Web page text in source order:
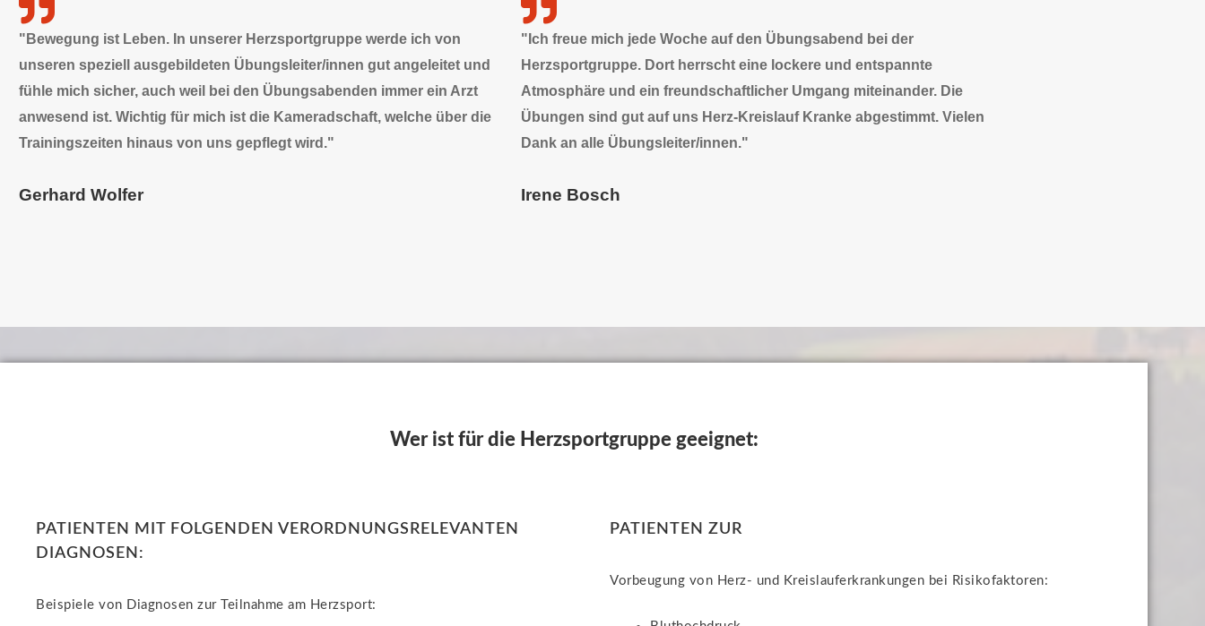
"Bewegung ist Leben. In unserer Herzsportgruppe werde ich von
unseren speziell ausgebildeten Übungsleiter/innen gut angeleitet und
fühle mich sicher, auch weil bei den Übungsabenden immer ein Arzt
anwesend ist. Wichtig für mich ist die Kameradschaft, welche über die
Trainingszeiten hinaus von uns gepflegt wird."
Gerhard Wolfer
"Ich freue mich jede Woche auf den Übungsabend bei der
Herzsportgruppe. Dort herrscht eine lockere und entspannte
Atmosphäre und ein freundschaftlicher Umgang miteinander. Die
Übungen sind gut auf uns Herz-Kreislauf Kranke abgestimmt. Vielen
Dank an alle Übungsleiter/innen."
Irene Bosch
Wer ist für die Herzsportgruppe geeignet:
PATIENTEN MIT FOLGENDEN VERORDNUNGSRELEVANTEN
DIAGNOSEN:
Beispiele von Diagnosen zur Teilnahme am Herzsport:
PATIENTEN ZUR
Vorbeugung von Herz- und Kreislauferkrankungen bei Risikofaktoren: